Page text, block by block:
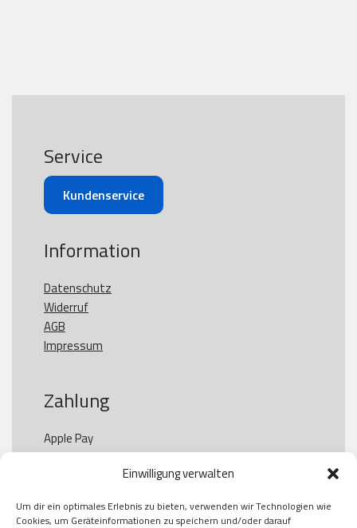
Einwilligung verwalten
Um dir ein optimales Erlebnis zu bieten, verwenden wir Technologien wie
Cookies, um Geräteinformationen zu speichern und/oder darauf
Service
Kundenservice
Information
Datenschutz
Widerruf
AGB
Impressum
Zahlung
Apple Pay
Paypal
Kauf auf Rechung